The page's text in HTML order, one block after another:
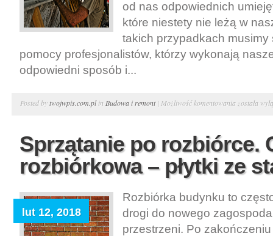
od nas odpowiednich
które niestety nie leżą w
takich przypadkach musimy
pomocy profesjonalistów, którzy wykonają
odpowiedni sposób i...
Posted bytwojwpis.com.plin Budowa i remont| Możliwość komentowania Cięcie
cięcie
i
wiercenie
betonie
została
Sprzątanie po rozbiórce.
rozbiórkowa – płytki ze
lut 12, 2018
Rozbiórka budynku to
drogi do nowego
przestrzeni. Po